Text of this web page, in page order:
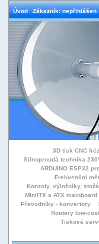
Úvod Zákazník: nepřihlášen
3D tisk CNC
Silnoproudá technika
ARDUINO ESP32
Frekvenční
Konzoly, výložníky,
MiniITX a ATX mainboard
Převodníky - konvertory
Routery low-cost
Tiskové